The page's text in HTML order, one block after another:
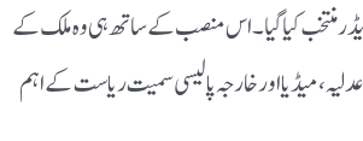
لیڈر منتخب کیا گیا۔ اس منصب کے ساتھ ہی وہ ملک کے
میڈیا اور خارجہ پالیسی سمیت ریاست کے اہم